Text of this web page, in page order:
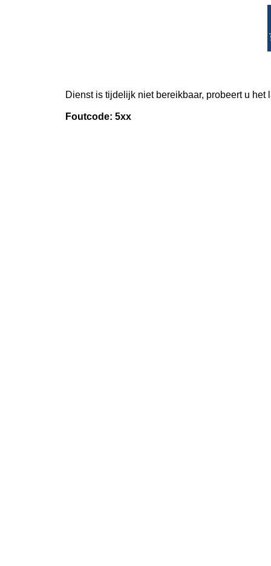
Dienst is tijdelijk niet bereikbaar, probeert u het
Foutcode: 5xx